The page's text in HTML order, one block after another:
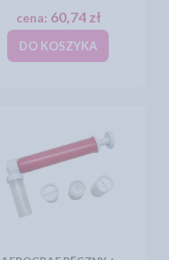
cena: 60,74 zł
DO KOSZYKA